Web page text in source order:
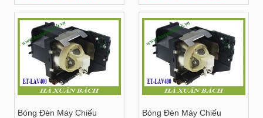
Bóng Đèn Máy Chiếu
Bóng Đèn Máy Chiếu